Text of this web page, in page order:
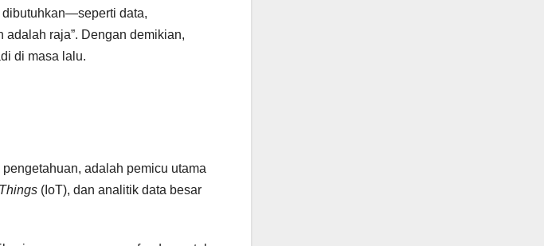
dibutuhkan—seperti data,
raja”. Dengan demikian,
di masa lalu.
adalah pemicu utama
(IoT), dan analitik data besar